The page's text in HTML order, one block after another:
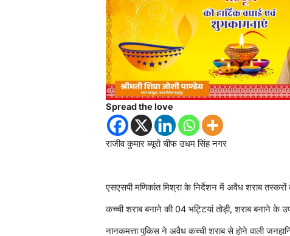
Spread the love
राजीव कुमार ब्यूरो चीफ उधम सिंह नगर
एसएसपी मणिकांत मिश्रा के निर्देशन में अवैध शराब तस्करों के
कच्ची शराब बनाने की 04 भट्टियां तोड़ी, शराब बनाने
नानकमत्ता पुकिस ने अवैध कच्ची शराब से होने वाली